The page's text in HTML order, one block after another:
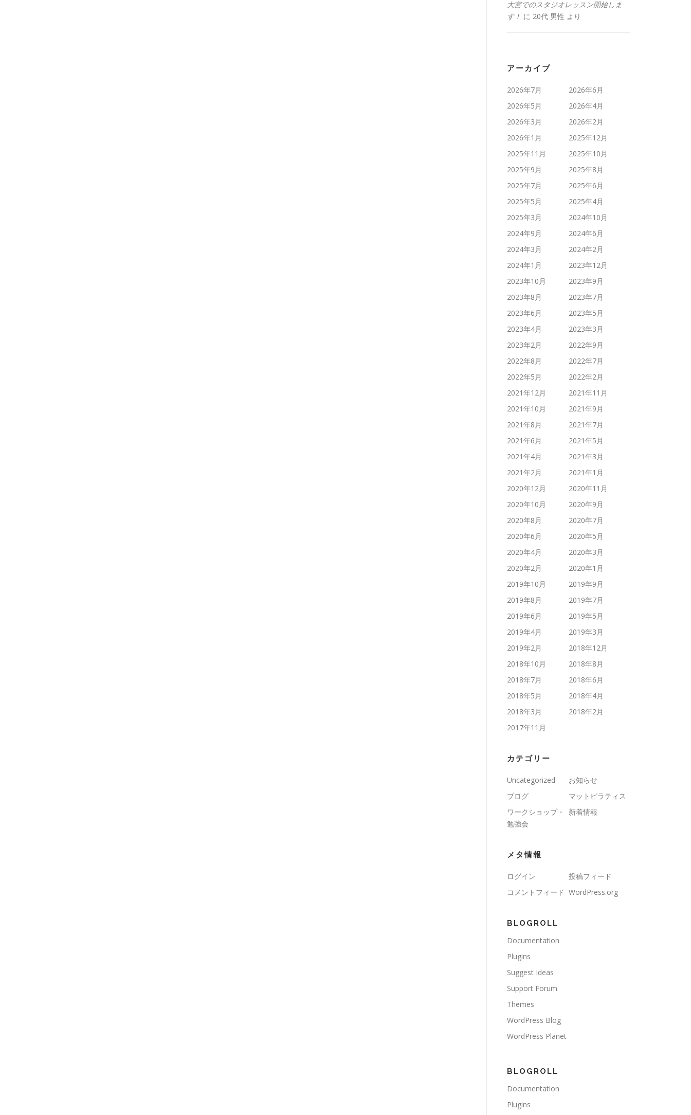
大宮でのスタジオレッスン開始しま
す！ に 20代 男性 より
アーカイブ
2026年7月
2026年6月
2026年5月
2026年4月
2026年3月
2026年2月
2026年1月
2025年12月
2025年11月
2025年10月
2025年9月
2025年8月
2025年7月
2025年6月
2025年5月
2025年4月
2025年3月
2024年10月
2024年9月
2024年6月
2024年3月
2024年2月
2024年1月
2023年12月
2023年10月
2023年9月
2023年8月
2023年7月
2023年6月
2023年5月
2023年4月
2023年3月
2023年2月
2022年9月
2022年8月
2022年7月
2022年5月
2022年2月
2021年12月
2021年11月
2021年10月
2021年9月
2021年8月
2021年7月
2021年6月
2021年5月
2021年4月
2021年3月
2021年2月
2021年1月
2020年12月
2020年11月
2020年10月
2020年9月
2020年8月
2020年7月
2020年6月
2020年5月
2020年4月
2020年3月
2020年2月
2020年1月
2019年10月
2019年9月
2019年8月
2019年7月
2019年6月
2019年5月
2019年4月
2019年3月
2019年2月
2018年12月
2018年10月
2018年8月
2018年7月
2018年6月
2018年5月
2018年4月
2018年3月
2018年2月
2017年11月
カテゴリー
Uncategorized
お知らせ
ブログ
マットピラティス
ワークショップ・
勉強会
新着情報
メタ情報
ログイン
投稿フィード
コメントフィード WordPress.org
BLOGROLL
Documentation
Plugins
Suggest Ideas
Support Forum
Themes
WordPress Blog
WordPress Planet
BLOGROLL
Documentation
Plugins